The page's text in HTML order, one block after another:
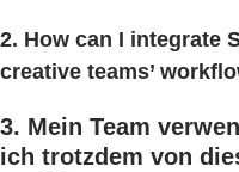
2. How can I integrate
creative teams’
3. Mein Team
ich trotzdem von